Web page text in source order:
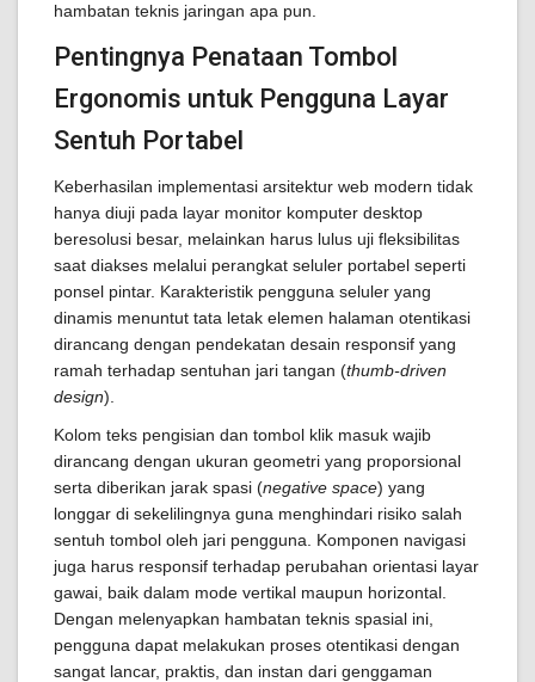
hambatan teknis jaringan apa pun.
Pentingnya Penataan Tombol
Ergonomis untuk Pengguna Layar
Sentuh Portabel
Keberhasilan implementasi arsitektur web modern tidak
hanya diuji pada layar monitor komputer desktop
beresolusi besar, melainkan harus lulus uji fleksibilitas
saat diakses melalui perangkat seluler portabel seperti
ponsel pintar. Karakteristik pengguna seluler yang
dinamis menuntut tata letak elemen halaman otentikasi
dirancang dengan pendekatan desain responsif yang
ramah terhadap sentuhan jari tangan (thumb-driven
design).
Kolom teks pengisian dan tombol klik masuk wajib
dirancang dengan ukuran geometri yang proporsional
serta diberikan jarak spasi (negative space) yang
longgar di sekelilingnya guna menghindari risiko salah
sentuh tombol oleh jari pengguna. Komponen navigasi
juga harus responsif terhadap perubahan orientasi layar
gawai, baik dalam mode vertikal maupun horizontal.
Dengan melenyapkan hambatan teknis spasial ini,
pengguna dapat melakukan proses otentikasi dengan
sangat lancar, praktis, dan instan dari genggaman